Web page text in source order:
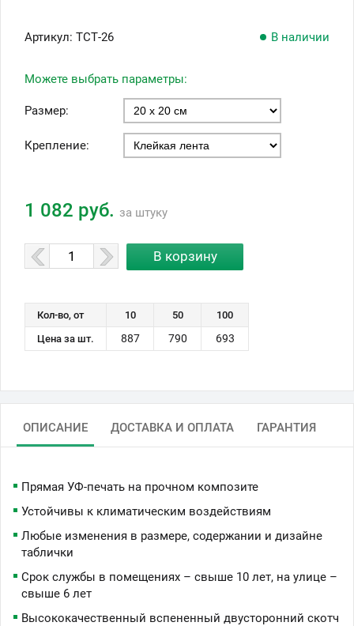
Артикул: ТСТ-26 В наличии
Можете выбрать параметры:
Размер:
Крепление:
1 082 руб. за штуку
Кол-во, от 10 50
100
Цена за шт.
887 790 693
ОПИСАНИЕ ДОСТАВКА И ОПЛАТА ГАРАНТИЯ
Прямая УФ-печать на прочном композите
Устойчивы к климатическим воздействиям
Любые изменения в размере, содержании и дизайне
таблички
Срок службы в помещениях – свыше 10 лет, на улице –
свыше 6 лет
Высококачественный вспененный двусторонний скотч